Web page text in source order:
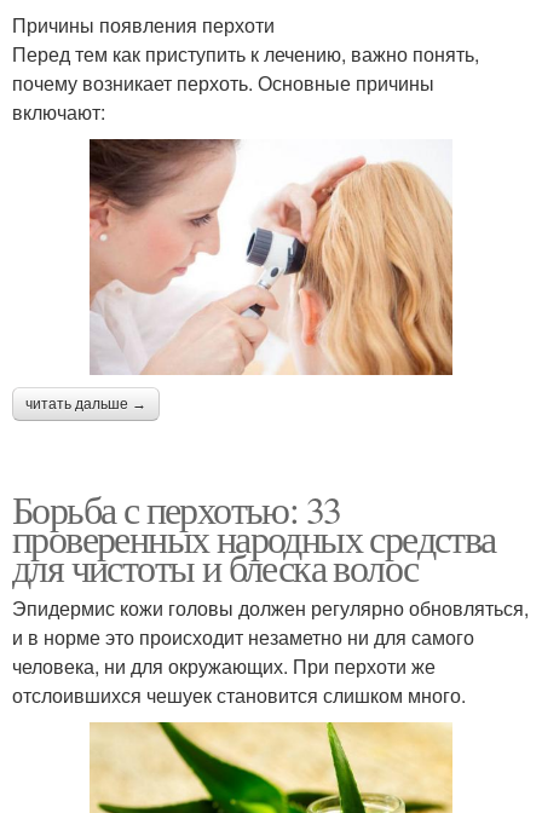
Причины появления перхоти
Перед тем как приступить к лечению, важно понять,
почему возникает перхоть. Основные причины
включают:
читать дальше →
Борьба с перхотью: 33
проверенных народных средства
для чистоты и блеска волос
Эпидермис кожи головы должен регулярно обновляться,
и в норме это происходит незаметно ни для самого
человека, ни для окружающих. При перхоти же
отслоившихся чешуек становится слишком много.